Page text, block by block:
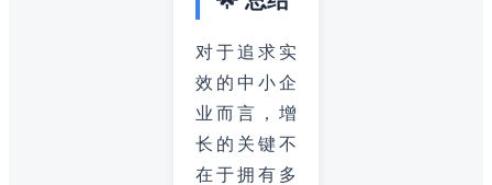
对于追求实
效的中小企
业而言，增
长的关键不
在于拥有多